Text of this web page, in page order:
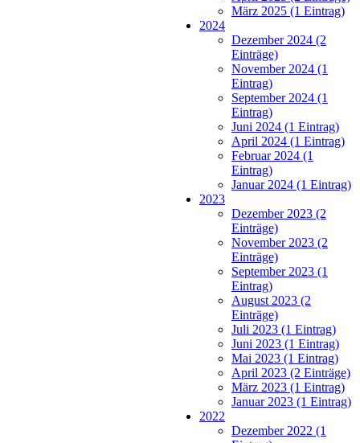
März 2025 (1 Eintrag)
2024
Dezember 2024 (2
Einträge)
November 2024 (1
Eintrag)
September 2024 (1
Eintrag)
Juni 2024 (1 Eintrag)
April 2024 (1 Eintrag)
Februar 2024 (1
Eintrag)
Januar 2024 (1 Eintrag)
2023
Dezember 2023 (2
Einträge)
November 2023 (2
Einträge)
September 2023 (1
Eintrag)
August 2023 (2
Einträge)
Juli 2023 (1 Eintrag)
Juni 2023 (1 Eintrag)
Mai 2023 (1 Eintrag)
April 2023 (2 Einträge)
März 2023 (1 Eintrag)
Januar 2023 (1 Eintrag)
2022
Dezember 2022 (1